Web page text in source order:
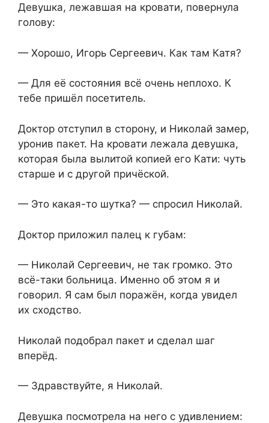
Девушка, лежавшая на кровати, повернула
голову:
— Хорошо, Игорь Сергеевич. Как там Катя?
— Для её состояния всё очень неплохо. К
тебе пришёл посетитель.
Доктор отступил в сторону, и Николай замер,
уронив пакет. На кровати лежала девушка,
которая была вылитой копией его Кати: чуть
старше и с другой причёской.
— Это какая-то шутка? — спросил Николай.
Доктор приложил палец к губам:
— Николай Сергеевич, не так громко. Это
всё-таки больница. Именно об этом я и
говорил. Я сам был поражён, когда увидел
их сходство.
Николай подобрал пакет и сделал шаг
вперёд.
— Здравствуйте, я Николай.
Девушка посмотрела на него с удивлением: